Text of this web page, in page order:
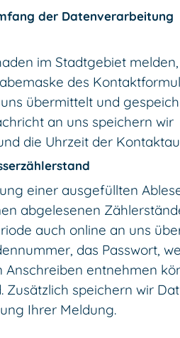
der Datenverarbeitung
im Stadtgebiet
des
übermittelt und
an uns speichern wir
die Uhrzeit der
einer ausgefüllten
abgelesenen
auch online an uns
das Passwort,
Anschreiben entnehmen
Zusätzlich speichern wir
Ihrer Meldung.